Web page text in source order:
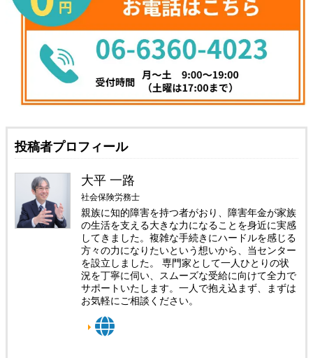
投稿者プロフィール
大平 一路
社会保険労務士
親族に知的障害を持つ者がおり、障害年金が家族
の生活を支える大きな力になることを身近に実感
してきました。複雑な手続きにハードルを感じる
方々の力になりたいという想いから、当センター
を設立しました。 専門家として一人ひとりの状
況を丁寧に伺い、スムーズな受給に向けて全力で
サポートいたします。一人で抱え込まず、まずは
お気軽にご相談ください。